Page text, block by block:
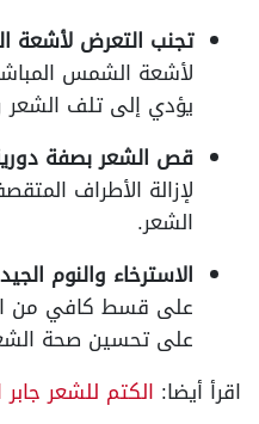
تجنب التعرض
لأشعة الشمس
يؤدي إلى تلف
قص الشعر بصفة
لإزالة الأطراف
الشعر.
الاسترخاء والنوم الجيد
على قسط كافي من
على تحسين صحة
اقرأ أيضا: الكتم للشعر